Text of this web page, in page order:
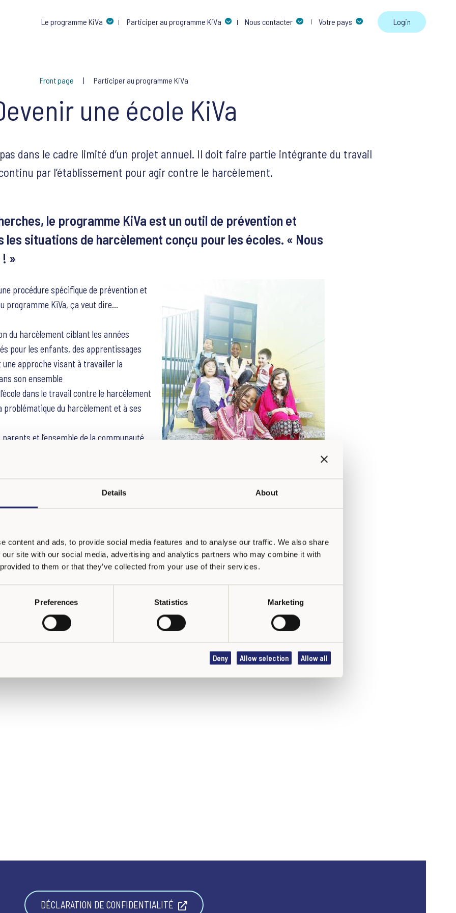
Details About
content and ads, to provide social media features and to analyse our traffic. We also share
site with our social media, advertising and analytics partners who may combine it with
to them or that they’ve collected from your use of their services.
Preferences Statistics Marketing
Deny Allow selection Allow all
Skip to
Le programme KiVa Participer au programme KiVa Nous contacter Votre pays Login
Front page Participer au programme KiVa
une école KiVa
dans le cadre limité d’un projet annuel. Il doit faire partie intégrante du travail
par l’établissement pour agir contre le harcèlement.
le programme KiVa est un outil de prévention et
les situations de harcèlement conçu pour les écoles. « Nous
»
procédure spécifique de prévention et
programme KiVa, ça veut dire…
du harcèlement ciblant les années
pour les enfants, des apprentissages
approche visant à travailler la
son ensemble
dans le travail contre le harcèlement
problématique du harcèlement et à ses
et l’ensemble de la communauté
pour suivre l’évolution de la situation de
pour devenir une école KiVa
nousafin de recevoir les informations complémentaires.
programme.
formation pour les enseignants et de l’assistance de nos formateurs KiVa agréés.
de base.
en œuvre du programme dans votre école peut commencer.
DÉCLARATION DE CONFIDENTIALITÉ